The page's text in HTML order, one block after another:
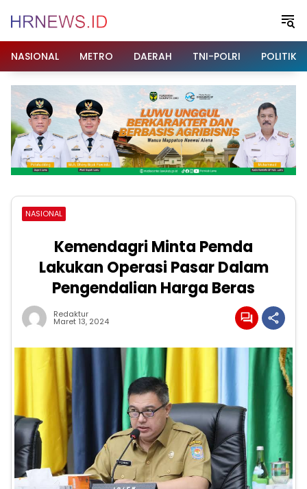
NASIONAL
METRO DAERAH TNI-POLRI POLITIK
NASIONAL
Kemendagri Minta Pemda
Lakukan Operasi Pasar Dalam
Pengendalian Harga Beras
Redaktur
Maret 13, 2024